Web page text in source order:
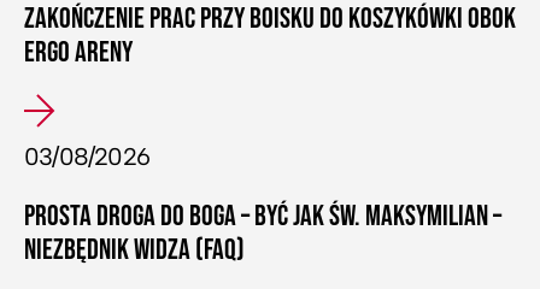
ZAKOŃCZENIE PRAC PRZY BOISKU DO KOSZYKÓWKI OBOK
ERGO ARENY
03/08/2026
PROSTA DROGA DO BOGA – BYĆ JAK ŚW. MAKSYMILIAN –
NIEZBĘDNIK WIDZA (FAQ)